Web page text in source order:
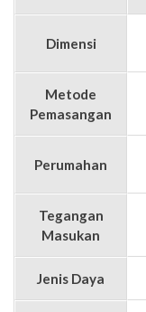
Dimensi
Metode
Pemasangan
Perumahan
Tegangan
Masukan
Jenis Daya